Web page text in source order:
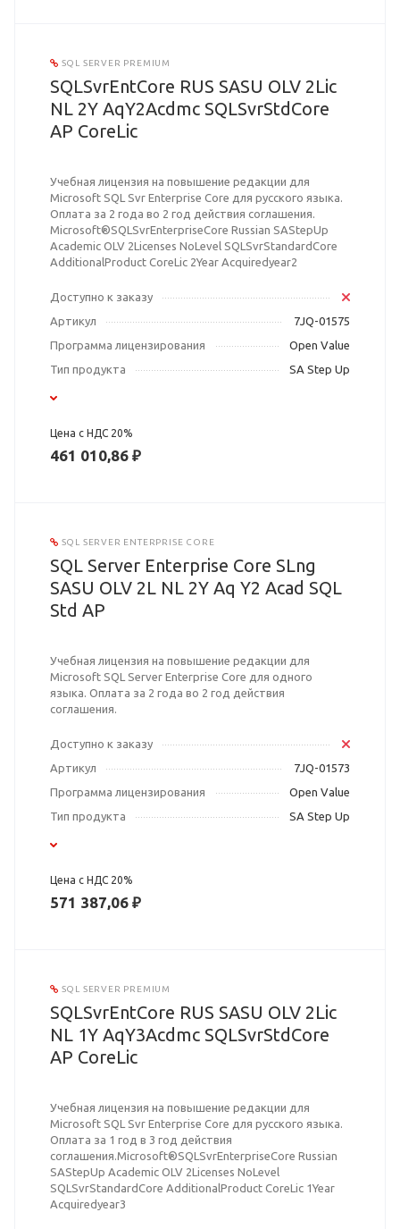
SQL SERVER PREMIUM
SQLSvrEntCore RUS SASU OLV 2Lic
NL 2Y AqY2Acdmc SQLSvrStdCore
AP CoreLic
Учебная лицензия на повышение редакции для
Microsoft SQL Svr Enterprise Core для русского языка.
Оплата за 2 года во 2 год действия соглашения.
Microsoft®SQLSvrEnterpriseCore Russian SAStepUp
Academic OLV 2Licenses NoLevel SQLSvrStandardCore
AdditionalProduct CoreLic 2Year Acquiredyear2
Доступно к заказу
Артикул
7JQ-01575
Программа лицензирования
Open Value
Тип продукта
SA Step Up
Цена с НДС 20%
461 010,86 ₽
SQL SERVER ENTERPRISE CORE
SQL Server Enterprise Core SLng
SASU OLV 2L NL 2Y Aq Y2 Acad SQL
Std AP
Учебная лицензия на повышение редакции для
Microsoft SQL Server Enterprise Core для одного
языка. Оплата за 2 года во 2 год действия
соглашения.
Доступно к заказу
Артикул
7JQ-01573
Программа лицензирования
Open Value
Тип продукта
SA Step Up
Цена с НДС 20%
571 387,06 ₽
SQL SERVER PREMIUM
SQLSvrEntCore RUS SASU OLV 2Lic
NL 1Y AqY3Acdmc SQLSvrStdCore
AP CoreLic
Учебная лицензия на повышение редакции для
Microsoft SQL Svr Enterprise Core для русского языка.
Оплата за 1 год в 3 год действия
соглашения.Microsoft®SQLSvrEnterpriseCore Russian
SAStepUp Academic OLV 2Licenses NoLevel
SQLSvrStandardCore AdditionalProduct CoreLic 1Year
Acquiredyear3